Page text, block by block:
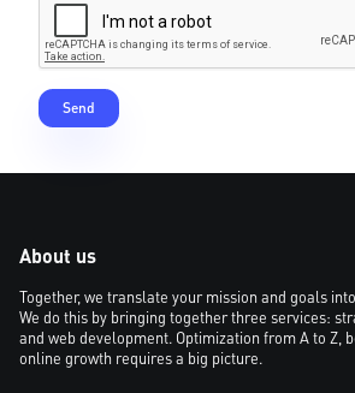
About us
Together, we translate your mission and goals
We do this by bringing together three services:
and web development. Optimization from A to Z,
online growth requires a big picture.